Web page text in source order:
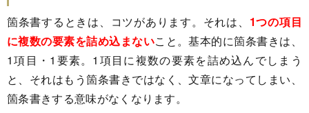
箇条書するときは、コツがあります。それは、 1つの項目
に複数の要素を詰め込まないこと。基本的に箇条書きは、
1項目・1要素。1項目に複数の要素を詰め込んでしまう
と、それはもう箇条書きではなく、文章になってしまい、
箇条書きする意味がなくなります。